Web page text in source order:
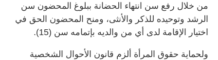
من خلال رفع سن انتهاء الحضانة ببلوغ المحضون سن
الرشد وتوحيده للذكر والأنثى، ومنح المحضون الحق في
اختيار الإقامة لدى أي من والديه بإتمامه سن (15).
ولحماية حقوق المرأة ألزم قانون الأحوال الشخصية